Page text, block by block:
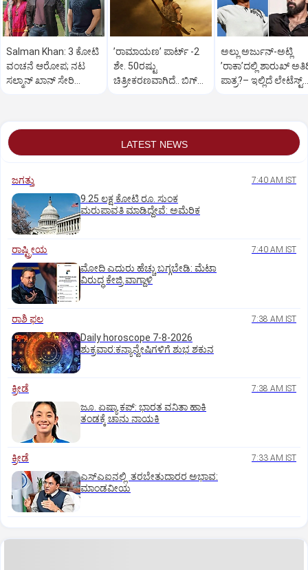
Salman Khan: 3 ಕೋಟಿ
ವಂಚನೆ ಆರೋಪ; ನಟ
ಸಲ್ಮಾನ್‌ ಖಾನ್‌ ಸೇರಿ
ʼರಾಮಾಯಣʼ ಪಾರ್ಟ್‌ -2
ಶೇ. 50ರಷ್ಟು
ಚಿತ್ರೀಕರಣವಾಗಿದೆ.. ಬಿಗ್‌
ಅಲ್ಲು ಅರ್ಜುನ್‌-ಅಟ್ಲಿ
ʼರಾಕಾʼದಲ್ಲಿ ಶಾರುಖ್‌
ಪಾತ್ರ?– ಇಲ್ಲಿದೆ ಲೇಟೆಸ್ಟ್‌
LATEST NEWS
ಜಗತ್ತು 7:40 AM IST
9.25 ಲಕ್ಷ ಕೋಟಿ ರೂ. ಸುಂಕ
ಮರುಪಾವತಿ ಮಾಡಿದ್ದೇವೆ: ಅಮೆರಿಕ
ರಾಷ್ಟ್ರೀಯ 7:40 AM IST
ಮೋದಿ ಎದುರು ಹೆಚ್ಚು ಬಗ್ಗಬೇಡಿ: ಮೆಟಾ
ವಿರುದ್ಧ ಕೇಜ್ರಿ ವಾಗ್ದಾಳಿ
ರಾಶಿ ಫಲ 7:38 AM IST
Daily horoscope 7-8-2026
ಶುಕ್ರವಾರ:ಕನ್ಯಾನ್ವೇಷಿಗಳಿಗೆ ಶುಭ ಶಕುನ
ಕ್ರೀಡೆ 7:38 AM IST
ಜೂ. ಏಷ್ಯಾ ಕಪ್‌: ಭಾರತ ವನಿತಾ ಹಾಕಿ
ತಂಡಕ್ಕೆ ಚಾನು ನಾಯಕಿ
ಕ್ರೀಡೆ 7:33 AM IST
ಎಸ್‌ಎಐನಲ್ಲಿ ತರಬೇತುದಾರರ ಅಭಾವ:
ಮಾಂಡವೀಯ